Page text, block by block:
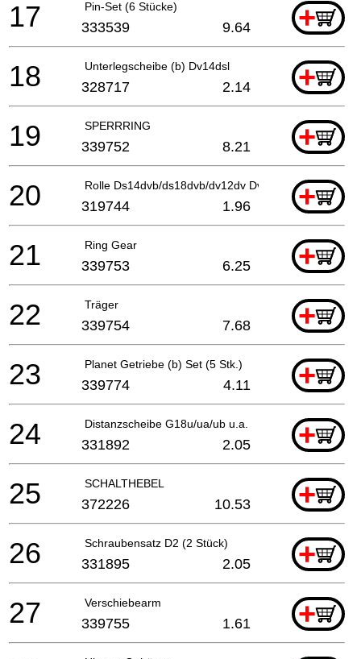
Pin-Set (6 Stücke) +
17 333539 9.64
Unterlegscheibe (b) Dv14dsl +
18 328717 2.14
SPERRRING +
19 339752 8.21
Rolle Ds14dvb/ds18dvb/dv12dv Dv14dv/dv18dv/
+
20 319744 1.96
Ring Gear +
21 339753 6.25
Träger +
22 339754 7.68
Planet Getriebe (b) Set (5 Stk.) +
23 339774 4.11
Distanzscheibe G18u/ua/ub u.a. +
24 331892 2.05
SCHALTHEBEL +
25 372226 10.53
Schraubensatz D2 (2 Stück) +
26 331895 2.05
Verschiebearm +
27 339755 1.61